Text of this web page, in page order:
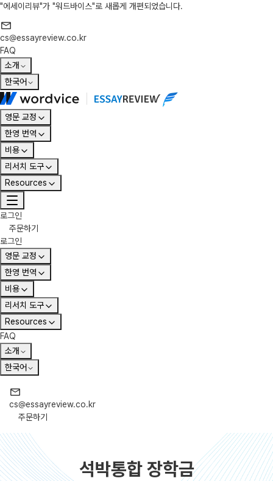
"에세이리뷰"가 "워드바이스"로 새롭게 개편되었습니다.
cs@essayreview.co.kr
FAQ
소개
한국어
영문 교정
한영 번역
비용
리서치 도구
Resources
로그인
주문하기
로그인
영문 교정
한영 번역
비용
리서치 도구
Resources
FAQ
소개
한국어
cs@essayreview.co.kr
주문하기
석박통합 장학금